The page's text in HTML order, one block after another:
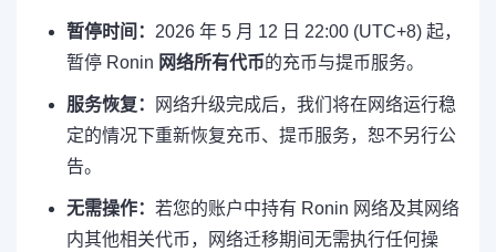
暂停时间： 2026 年 5 月 12 日 22:00 (UTC+8) 起，
暂停 Ronin 网络所有代币的充币与提币服务。
服务恢复：
网络升级完成后，我们将在网络运行稳
定的情况下重新恢复充币、提币服务，恕不另行公
告。
无需操作： 若您的账户中持有 Ronin 网络及其网络
内其他相关代币，网络迁移期间无需执行任何操